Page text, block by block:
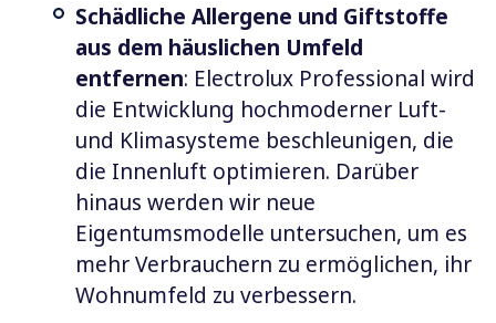
Schädliche Allergene und Giftstoffe
aus dem häuslichen Umfeld
entfernen: Electrolux Professional wird
die Entwicklung hochmoderner Luft-
und Klimasysteme beschleunigen, die
die Innenluft optimieren. Darüber
hinaus werden wir neue
Eigentumsmodelle untersuchen, um es
mehr Verbrauchern zu ermöglichen, ihr
Wohnumfeld zu verbessern.